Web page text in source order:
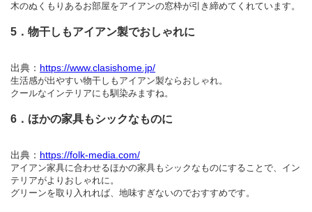
木のぬくもりあるお部屋をアイアンの窓枠が引き締めてくれています。
5．物干しもアイアン製でおしゃれに
出典： https://www.clasishome.jp/
生活感が出やすい物干しもアイアン製ならおしゃれ。
クールなインテリアにも馴染みますね。
6．ほかの家具もシックなものに
出典： https://folk-media.com/
アイアン家具に合わせるほかの家具もシックなものにすることで、イン
テリアがよりおしゃれに。
グリーンを取り入れれば、地味すぎないのでおすすめです。